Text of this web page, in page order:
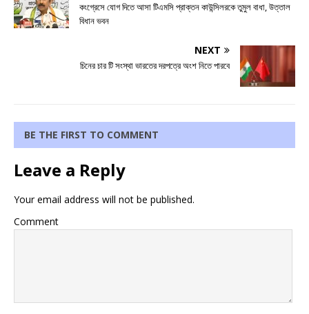
কংগ্রেসে যোগ দিতে আসা টিএমসি প্রাক্তন কাউন্সিলরকে তুমুল বাধা, উত্তাল
বিধান ভবন
NEXT
চিনের চার টি সংস্থা ভারতের দরপত্রে অংশ নিতে পারবে
BE THE FIRST TO COMMENT
Leave a Reply
Your email address will not be published.
Comment